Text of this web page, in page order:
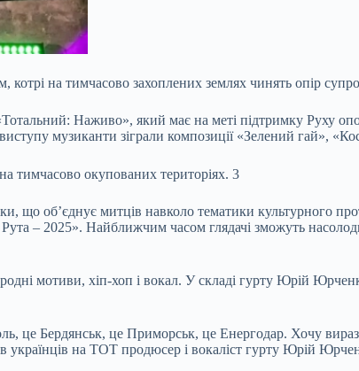
котрі на тимчасово захоплених землях чинять опір
Наживо», який має на меті підтримку Руху
музиканти зіграли композиції «Зелений гай»,
що об’єднує митців навколо тематики культурного
– 2025». Найближчим часом глядачі зможуть
мотиви, хіп-хоп і вокал. У складі гурту Юрій
Бердянськ, це Приморськ, це Енергодар. Хочу
на ТОТ продюсер і вокаліст гурту Юрій